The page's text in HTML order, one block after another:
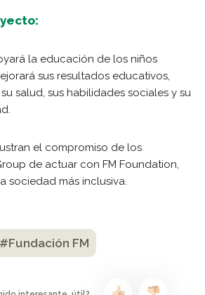
la educación de los niños
sus resultados educativos,
salud, sus habilidades sociales y su
el compromiso de los
de actuar con FM Foundation,
sociedad más inclusiva.
#Fundación FM